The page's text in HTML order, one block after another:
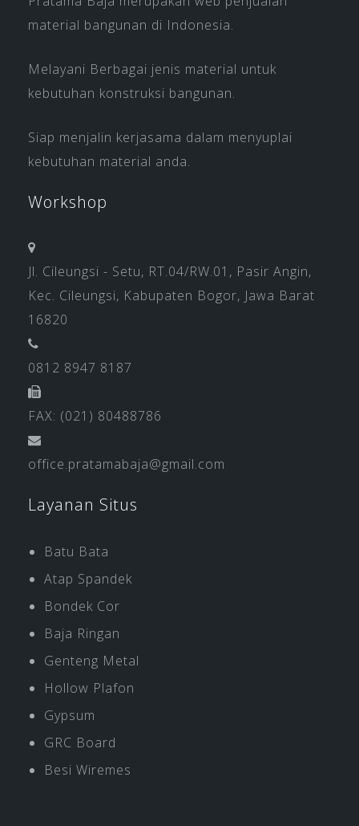
material bangunan di Indonesia.
Melayani Berbagai jenis material untuk
kebutuhan konstruksi bangunan.
Siap menjalin kerjasama dalam menyuplai
kebutuhan material anda.
Workshop
Jl. Cileungsi - Setu, RT.04/RW.01, Pasir Angin,
Kec. Cileungsi, Kabupaten Bogor, Jawa Barat
16820
0812 8947 8187
FAX: (021) 80488786
office.pratamabaja@gmail.com
Layanan Situs
Batu Bata
Atap Spandek
Bondek Cor
Baja Ringan
Genteng Metal
Hollow Plafon
Gypsum
GRC Board
Besi Wiremes